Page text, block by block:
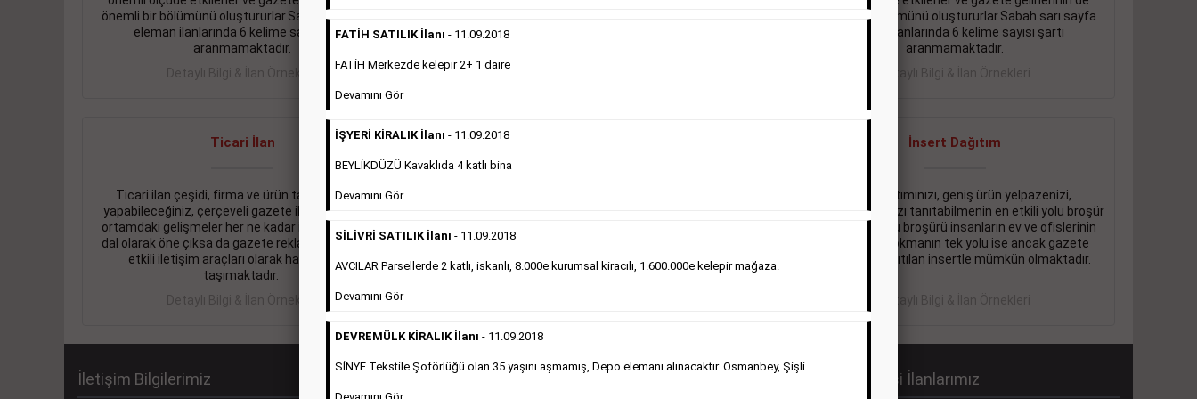
önemli bir bölümünü oluştururlar.Sabah sarı sayfa
eleman ilanlarında 6 kelime sayısı şartı
aranmamaktadır.
Detaylı Bilgi & İlan Örnekleri
eleman ilanlarında 6 kelime sayısı şartı
önemli bir bölümünü oluştururlar.Sabah sarı sayfa
eleman ilanlarında 6 kelime sayısı şartı
aranmamaktadır.
Detaylı Bilgi & İlan Örnekleri
Ticari İlan
Ticari ilan çeşidi, firma ve ürün tanıtımlarınızı
yapabileceğiniz, çerçeveli gazete ilanlarıdır. Dijital
ortamdaki gelişmeler her ne kadar ihtiyacın arttığı
dal olarak öne çıksa da gazete reklamları halen en
etkili iletişim araçları olarak hayati önem
taşımaktadır.
Detaylı Bilgi & İlan Örnekleri
ilanlara göre daha ekonomiktir.
İnsert Dağıtım
Firma tanıtımınızı, geniş ürün yelpazenizi,
promosyonlarınızı tanıtabilmenin en etkili yolu broşür
dağıtmaktır. Bu broşürü insanların ev ve ofislerinin
içine kadar sokmanın tek yolu ise ancak gazete
içerisinde dağıtılan insertle mümkün olmaktadır.
Detaylı Bilgi & İlan Örnekleri
İletişim Bilgilerimiz Kampanyalarımız Sabah Gazetesi İlanlarımız
FATİH SATILIK İlanı - 11.09.2018
FATİH Merkezde kelepir 2+ 1 daire
Devamını Gör
İŞYERİ KİRALIK İlanı - 11.09.2018
BEYLİKDÜZÜ Kavaklıda 4 katlı bina
Devamını Gör
SİLİVRİ SATILIK İlanı - 11.09.2018
AVCILAR Parsellerde 2 katlı, iskanlı, 8.000e kurumsal kiracılı, 1.600.000e kelepir mağaza.
Devamını Gör
DEVREMÜLK KİRALIK İlanı - 11.09.2018
SİNYE Tekstile Şoförlüğü olan 35 yaşını aşmamış, Depo elemanı alınacaktır. Osmanbey, Şişli